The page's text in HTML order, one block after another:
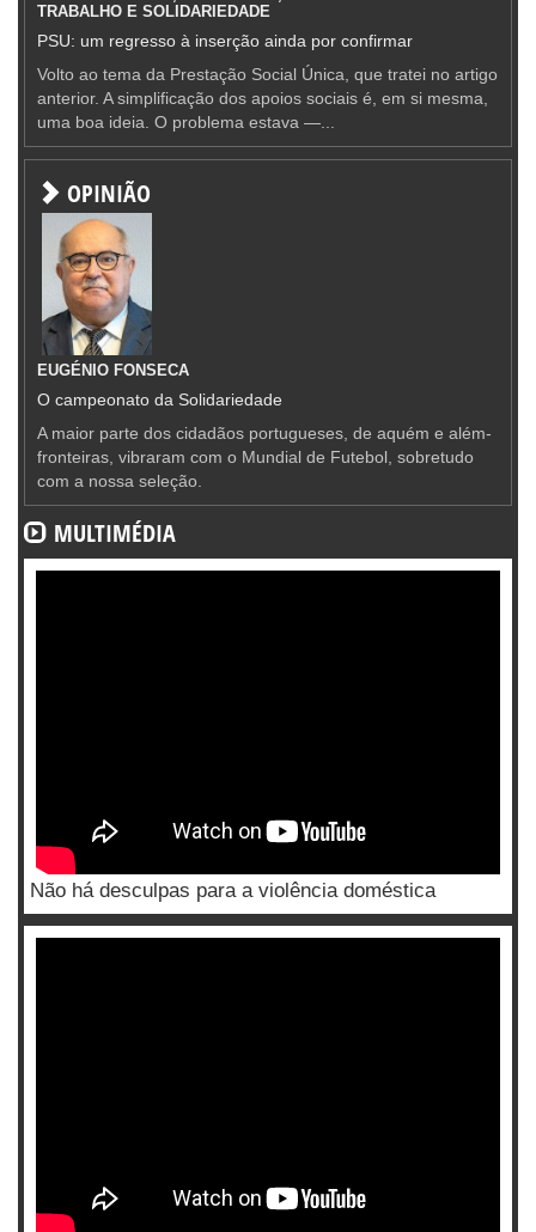
TRABALHO E SOLIDARIEDADE
PSU: um regresso à inserção ainda por confirmar
Volto ao tema da Prestação Social Única, que tratei no artigo
anterior. A simplificação dos apoios sociais é, em si mesma,
uma boa ideia. O problema estava —...
OPINIÃO
EUGÉNIO FONSECA
O campeonato da Solidariedade
A maior parte dos cidadãos portugueses, de aquém e além-
fronteiras, vibraram com o Mundial de Futebol, sobretudo
com a nossa seleção.
MULTIMÉDIA
Não há desculpas para a violência doméstica